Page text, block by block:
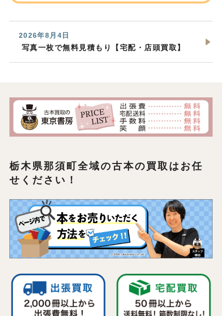
2026年8月4日
写真一枚で無料見積もり【宅配・店頭買取】
栃木県那須町全域の古本の買取はお任
せください！